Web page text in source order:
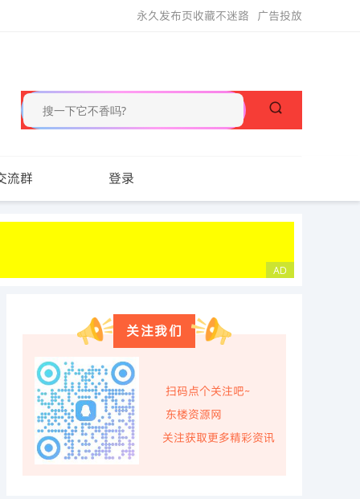
广告投放
永久发布页收藏不迷路
流群 登录
关注我们
扫码点个关注吧~
东楼资源网
关注获取更多精彩资讯